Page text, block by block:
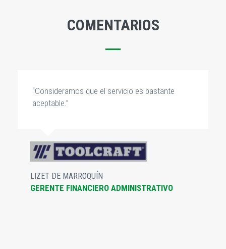
COMENTARIOS
“Consideramos que el servicio es bastante
aceptable.”
LIZET DE MARROQUÍN
GERENTE FINANCIERO ADMINISTRATIVO